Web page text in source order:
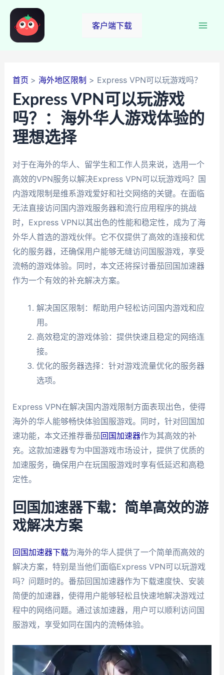
客户端下载
首页 海外地区限制 Express VPN可以玩游戏吗？
Express VPN可以玩游戏
吗？：海外华人游戏体验的
理想选择
对于在海外的华人、留学生和工作人员来说，选用一个
高效的VPN服务以解决Express VPN可以玩游戏吗？国
内游戏限制是维系游戏爱好和社交网络的关键。在面临
无法直接访问国内游戏服务器和流行应用程序的挑战
时，Express VPN以其出色的性能和稳定性，成为了海
外华人首选的游戏伙伴。它不仅提供了高效的连接和优
化的服务器，还确保用户能够无缝访问国服游戏，享受
流畅的游戏体验。同时，本文还将探讨番茄回国加速器
作为一个有效的补充解决方案。
解决国区限制：帮助用户轻松访问国内游戏和应
用。
高效稳定的游戏体验：提供快速且稳定的网络连
接。
优化的服务器选择：针对游戏流量优化的服务器
选项。
Express VPN在解决国内游戏限制方面表现出色，使得
海外的华人能够畅快体验国服游戏。同时，针对回国加
速功能，本文还推荐番茄回国加速器作为其高效的补
充。这款加速器专为中国游戏市场设计，提供了优质的
加速服务，确保用户在玩国服游戏时享有低延迟和高稳
定性。
回国加速器下载：简单高效的游
戏解决方案
回国加速器下载为海外的华人提供了一个简单而高效的
解决方案，特别是当他们面临Express VPN可以玩游戏
吗？问题时的。番茄回国加速器作为下载速度快、安装
简便的加速器，使得用户能够轻松且快速地解决游戏过
程中的网络问题。通过该加速器，用户可以顺利访问国
服游戏，享受如同在国内的流畅体验。